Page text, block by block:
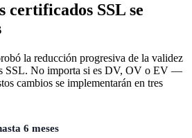
certificados SSL se
la reducción progresiva de la validez
SSL. No importa si es DV, OV o EV —
cambios se implementarán en tres
6 meses